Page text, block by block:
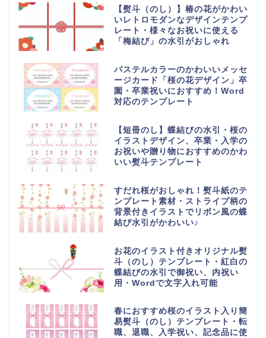
【熨斗（のし）】椿の花がかわい
いレトロモダンなデザインテンプ
レート・様々なお祝いに使える
「梅結び」の水引がおしゃれ
パステルカラーのかわいいメッセ
ージカード「桜の花デザイン」卒
園・卒業祝いにおすすめ！Word
対応のテンプレート
【短冊のし】蝶結びの水引・桜の
イラストデザイン、卒業・入学の
お祝いや贈り物におすすめのかわ
いい熨斗テンプレート
すだれ桜がおしゃれ！熨斗紙のテ
ンプレート素材・ストライプ柄の
背景付きイラストでリボン風の蝶
結び水引がかわいい♪
お花のイラスト付きオリジナル熨
斗（のし）テンプレート・紅白の
蝶結びの水引で御祝い、内祝い
用・Wordで文字入れ可能
春におすすめ桜のイラスト入り簡
易熨斗（のし）テンプレート・転
職、退職、入学祝い、記念品に使